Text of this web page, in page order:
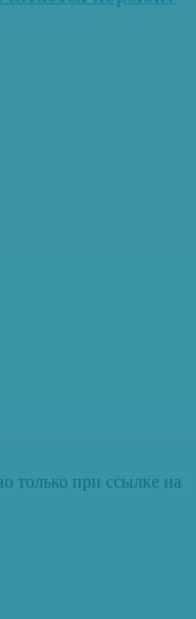
только при ссылке на